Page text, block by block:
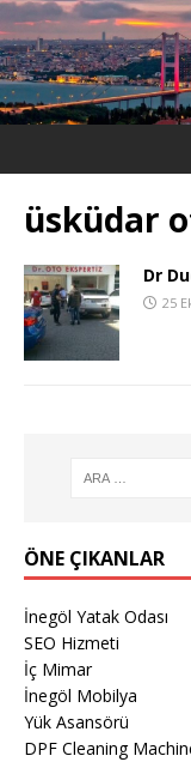
üsküdar
Dr
25
ÖNE ÇIKANLAR
İnegöl Yatak Odası
SEO Hizmeti
İç Mimar
İnegöl Mobilya
Yük Asansörü
DPF Cleaning